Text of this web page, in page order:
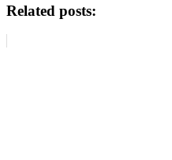
Related posts: